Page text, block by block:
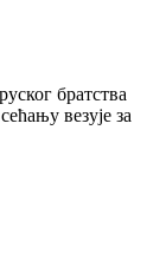
братства
везује за